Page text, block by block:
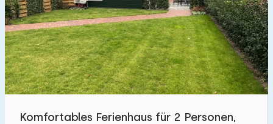
Schwimmbad 0
Eingezäunter Garten 3
Haustierfrei 5
Fahrradschuppen 5
Komfortables Ferienhaus für 2 Personen,